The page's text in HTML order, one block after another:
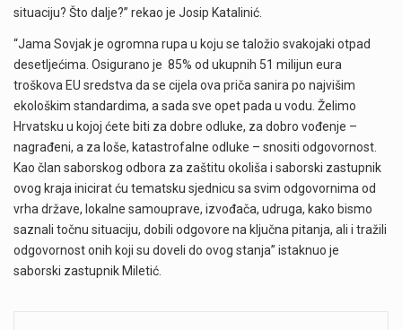
situaciju? Što dalje?” rekao je Josip Katalinić.
“Jama Sovjak je ogromna rupa u koju se taložio svakojaki otpad
desetljećima. Osigurano je 85% od ukupnih 51 milijun eura
troškova EU sredstva da se cijela ova priča sanira po najvišim
ekološkim standardima, a sada sve opet pada u vodu. Želimo
Hrvatsku u kojoj ćete biti za dobre odluke, za dobro vođenje –
nagrađeni, a za loše, katastrofalne odluke – snositi odgovornost.
Kao član saborskog odbora za zaštitu okoliša i saborski zastupnik
ovog kraja inicirat ću tematsku sjednicu sa svim odgovornima od
vrha države, lokalne samouprave, izvođača, udruga, kako bismo
saznali točnu situaciju, dobili odgovore na ključna pitanja, ali i tražili
odgovornost onih koji su doveli do ovog stanja” istaknuo je
saborski zastupnik Miletić.